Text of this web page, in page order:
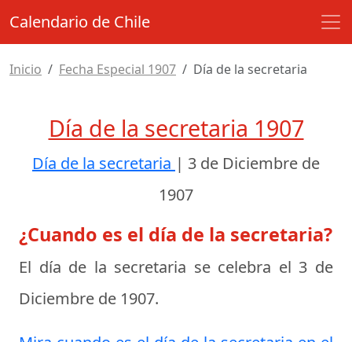
Calendario de Chile
Inicio Fecha Especial 1907 Día de la secretaria
Día de la secretaria 1907
Día de la secretaria | 3 de Diciembre de
1907
¿Cuando es el día de la secretaria?
El día de la secretaria se celebra el 3 de
Diciembre de 1907.